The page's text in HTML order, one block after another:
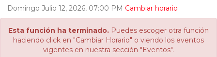
Domingo Julio 12, 2026, 07:00 PM Cambiar horario
Esta función ha terminado. Puedes escoger otra función
haciendo click en "Cambiar Horario" o viendo los eventos
vigentes en nuestra sección "Eventos".